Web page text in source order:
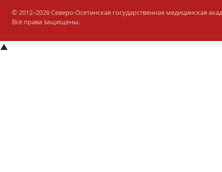
© 2012–2026 Северо-Осетинская государственная медицинская
Все права защищены.
▲